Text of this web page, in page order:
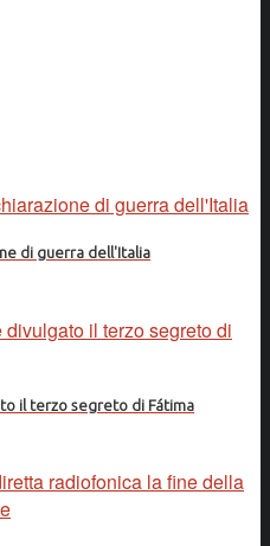
di guerra dell'Italia
il terzo segreto di Fátima